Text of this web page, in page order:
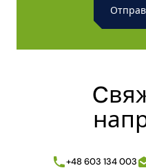
+48 603 134 003